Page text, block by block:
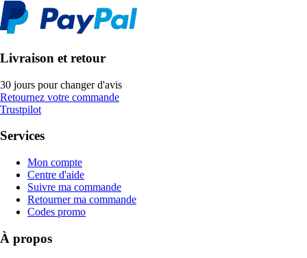
Livraison et retour
30 jours pour changer d'avis
Retournez votre commande
Trustpilot
Services
Mon compte
Centre d'aide
Suivre ma commande
Retourner ma commande
Codes promo
À propos